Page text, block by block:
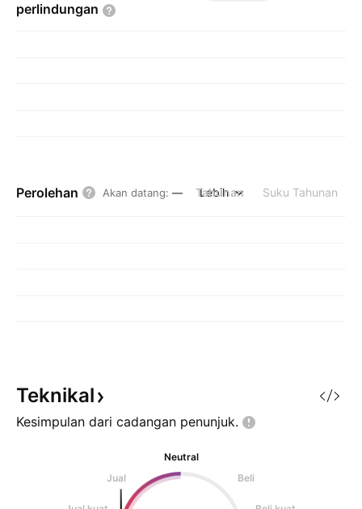
perlindungan
Perolehan Akan datang: — Tahunan Suku Tahunan
Lebih
Teknikal
Kesimpulan dari cadangan penunjuk.
Neutral
Jual
Beli